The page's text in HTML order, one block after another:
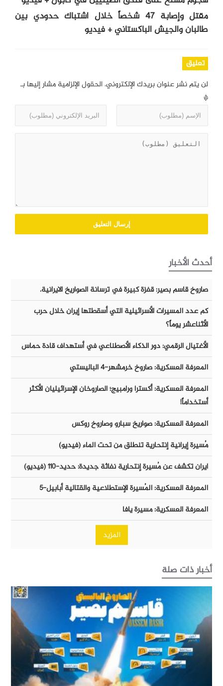
مقتل وإصابة 47 شخصاً خلال اشتباك حدودي بين
طالبان والجيش الباكستاني + فيديو
تعليق
لن يتم نشر عنوان بريدك الإلكتروني. الحقول الإلزامية مشار إليها بـ
*
أحدث الأخبار
صاروخ قاسم بصير: قفزة كبيرة في ترسانة الصواريخ الايرانية.
كم عدد المسيرات الأسرائيلية التي أسقطتها إيران خلال حرب
الأثناعشر يوماً؟
الأغتيال الرقمي: دور الذكاء الأصطناعي في أستهداف قادة حماس
المعرفة العسكرية: صاروخ خرمشهر-٤ الباليستي
المعرفة العسكرية: أكسترا ورامبيج؛ الصاروخان الإسرائيليان الأكثر
أستخداماً!
المعرفة العسكرية: صواريخ سبارو وصاروخ روكس
مُسيرة إيرانية إنتحارية تنطلق من تحت الماء (فيديو)
ايران تكشف عن مُسيرة إنتحارية نفاثة جديدة: حديد-١١٠ (فيديو)
المعرفة العسكرية: المُسيرة الإستطلاعية والقتالية أبابيل-٥
المعرفة العسكرية: مسيرة يافا
المزيد
أخبار ذات صلة